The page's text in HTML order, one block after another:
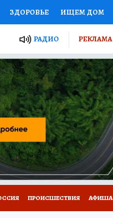
ЗДОРОВЬЕ ИЩЕМ ДОМ
ПРОЕКТЫ РОССИИ
ПУТЕВОДИТЕЛЬ
ТУРИЗМ
ПОТРЕБИТЕЛЯ ВСЕ О КП
РАДИО РЕКЛАМА
ПРОИСШЕСТВИЯ АФИША